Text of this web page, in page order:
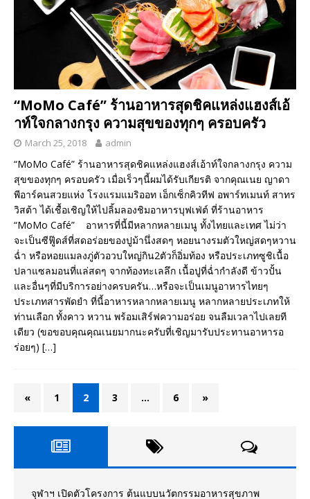
“MoMo Café” ร้านอาหารสุดชิคแหล่งแฮงส์เอ้
าท์ใจกลางกรุง ความสุขของทุกๆ ครอบครัว
March 25, 2018 admin
“MoMo Café” ร้านอาหารสุดชิคแหล่งแฮงส์เอ้าท์ใจกลางกรุง ความ
สุขของทุกๆ ครอบครัว เมื่อเร็วๆนี้ผมได้รับเกียรติ จากคุณเนย ญาดา
พีอาร์คนสวยแห่ง โรงแรมแมริออท เอ็กเซ็กคิวทีฟ อพาร์ทเมนท์ สาทร
วิสต้า ได้เชื้อเชิญให้ไปลิ้มลองชิมอาหารบุฟเฟ่ต์ ที่ร้านอาหาร
“MoMo Café” อาหารที่นี้มีหลากหลายเมนู ทั้งไทยและเทศ ไม่ว่า
จะเป็นซีฟู๊ดส์ที่สดอร่อยของปูม้านึ่งสดๆ หอยนางรมตัวใหญ่สดๆหวาน
ฉ่ำ หรือหอยแมลงภู่ตัวอวบใหญ่กิน2ตัวก็อิ่มท้อง หรือประเภทซูชิเนื้อ
ปลาแซลมอนที่แล่สดๆ จากท้องทะเลลึก เนื้อปูที่ฉ่ำกำลังดี ข้าวปั้น
และอื่นๆที่มีบริการอย่างครบครัน…หรือจะเป็นเมนูอาหารไทยๆ
ประเภทสารพัดยำ ที่นี้อาหารหลากหลายเมนู หลากหลายประเภทให้
ท่านเลือก ทั้งคาว หวาน พร้อมเสิร์ฟความอร่อย จนลืมเวลาไปเลยที
เดียว (ขอขอบคุณคุณเนยมากนะครับที่เชิญมารับประทานอาหารอ
ร่อยๆ) […]
« 1 2 3 … 6 »
จุฬาฯ เปิดตัวโครงการ ต้นแบบนวัตกรรมอาหารสุขภาพ